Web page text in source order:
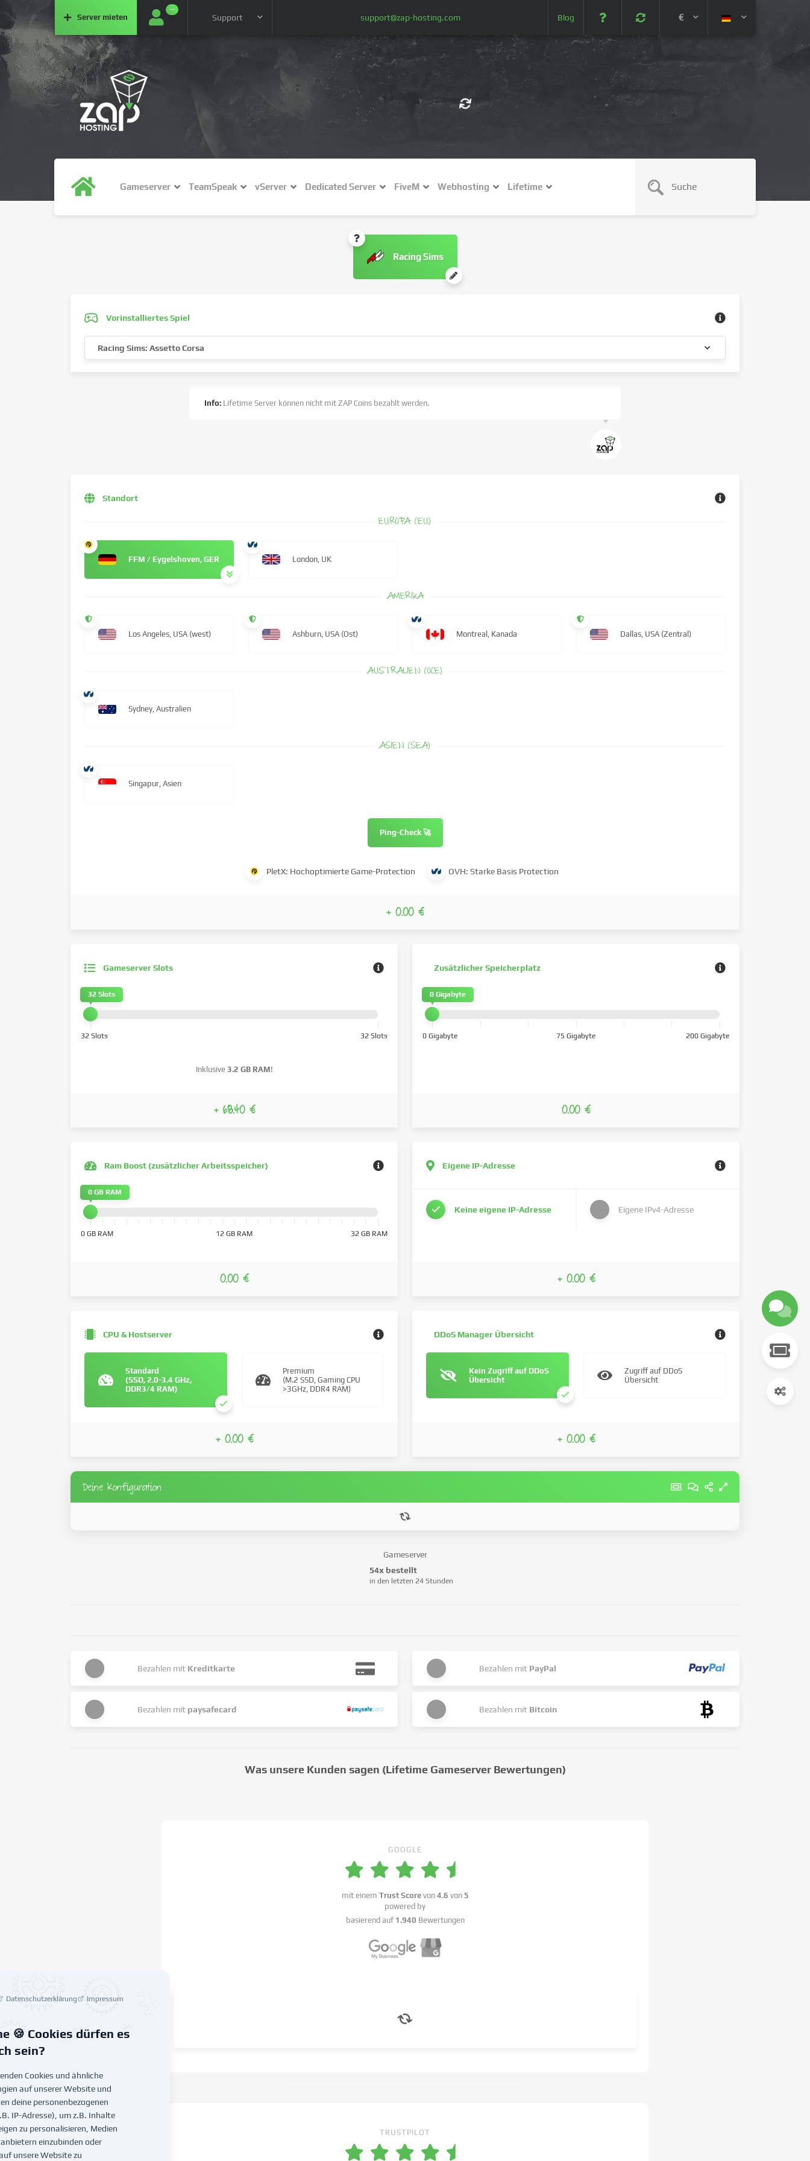
Server mieten
···
Support support@zap-hosting.com Blog €
Gameserver TeamSpeak vServer Dedicated Server FiveM Webhosting Lifetime
Racing Sims
Vorinstalliertes Spiel
Racing Sims: Assetto Corsa
Info: Lifetime Server können nicht mit ZAP Coins bezahlt werden.
Gameserver Slots
32 Slots 32 Slots
Inklusive 3.2 GB RAM!
32 Slots
+ 68.40 €
Standort
EUROPA (EU)
FFM / Eygelshoven, GER London, UK
AMERIKA
Los Angeles, USA (west) Ashburn, USA (Ost) Montreal, Kanada Dallas, USA (Zentral)
AUSTRALIEN (OCE)
Sydney, Australien
ASIEN (SEA)
Singapur, Asien
Ping-Check 🚀
PletX: Hochoptimierte Game-Protection OVH: Starke Basis Protection
+ 0.00 €
Zusätzlicher Speicherplatz
0 Gigabyte 75 Gigabyte 200 Gigabyte
0 Gigabyte
0.00 €
Ram Boost (zusätzlicher Arbeitsspeicher)
0 GB RAM 12 GB RAM 32 GB RAM
0 GB RAM
0.00 €
Eigene IP-Adresse
Keine eigene IP-Adresse Eigene IPv4-Adresse
+ 0.00 €
CPU & Hostserver
Standard
(SSD, 2.0-3.4 GHz,
DDR3/4 RAM)
Premium
(M.2 SSD, Gaming CPU
>3GHz, DDR4 RAM)
+ 0.00 €
DDoS Manager Übersicht
Kein Zugriff auf DDoS
Übersicht
Zugriff auf DDoS
Übersicht
+ 0.00 €
Deine Konfiguration
Gameserver
54x bestellt
in den letzten 24 Stunden
Bezahlen mit Kreditkarte Bezahlen mit PayPal
Bezahlen mit paysafecard Bezahlen mit Bitcoin
Was unsere Kunden sagen (Lifetime Gameserver Bewertungen)
GOOGLE
mit einem Trust Scorevon 4.6 von 5
powered by
basierend auf 1.940 Bewertungen
TRUSTPILOT
Datenschutzerklärung Impressum
🍪 Cookies dürfen es
sein?
Cookies und ähnliche
auf unserer Website und
deine personenbezogenen
IP-Adresse), um z.B. Inhalte
zu personalisieren, Medien
einzubinden oder
unsere Website zu